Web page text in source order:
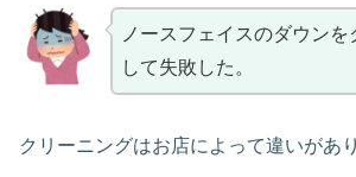
ノースフェイスのダウンを
して失敗した。
クリーニングはお店によって違いがあ